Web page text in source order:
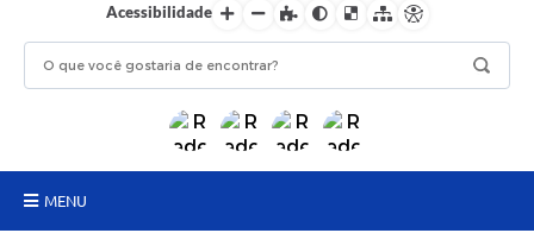
Acessibilidade
MENU